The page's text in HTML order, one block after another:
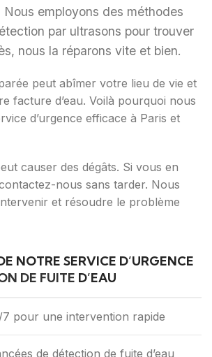
Nous employons des méthodes
par ultrasons pour trouver
nous la réparons vite et bien.
peut abîmer votre lieu de vie et
facture d’eau. Voilà pourquoi nous
d’urgence efficace à Paris et
causer des dégâts. Si vous en
nous sans tarder. Nous
et résoudre le problème
NOTRE SERVICE D’URGENCE
DE FUITE D’EAU
7 pour une intervention rapide
de détection de fuite d’eau